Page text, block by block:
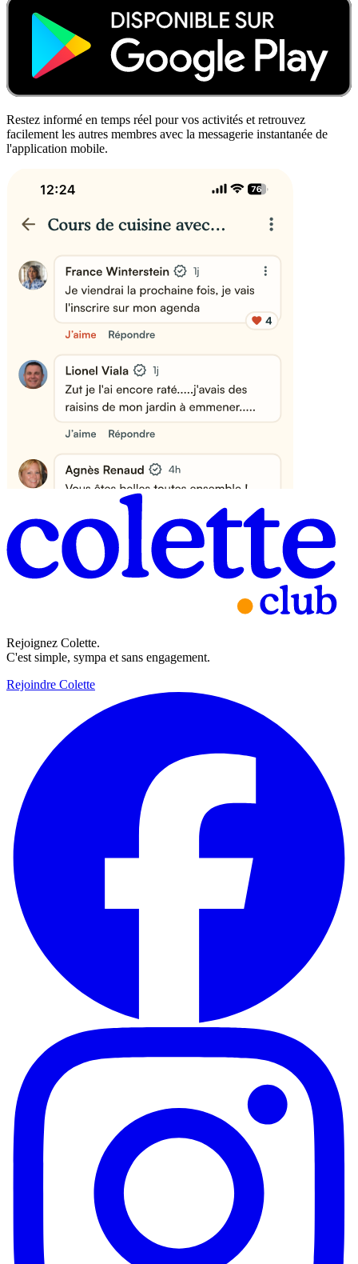
Restez informé en temps réel pour vos activités et retrouvez
facilement les autres membres avec la messagerie instantanée de
l'application mobile.
Rejoignez Colette.
C'est simple, sympa et sans engagement.
Rejoindre Colette